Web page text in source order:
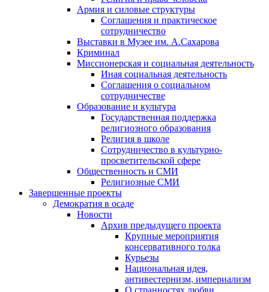
Армия и силовые структуры
Соглашения и практическое
сотрудничество
Выставки в Музее им. А.Сахарова
Криминал
Миссионерская и социальная деятельность
Иная социальная деятельность
Соглашения о социальном
сотрудничестве
Образование и культура
Государственная поддержка
религиозного образования
Религия в школе
Сотрудничество в культурно-
просветительской сфере
Общественность и СМИ
Религиозные СМИ
Завершенные проекты
Демократия в осаде
Новости
Архив предыдущего проекта
Крупные мероприятия
консервативного толка
Курьезы
Национальная идея,
антивестернизм, империализм
О странностях любви...